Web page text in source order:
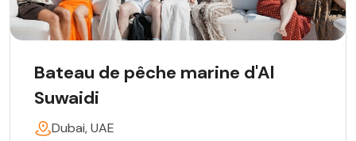
Bateau de pêche marine d'Al
Suwaidi
Dubai, UAE